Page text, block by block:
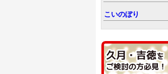
こいのぼり